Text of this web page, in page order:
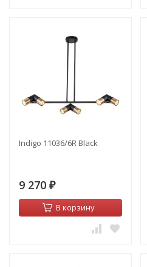
Indigo 11036/6R Black
9 270 ₽
В корзину